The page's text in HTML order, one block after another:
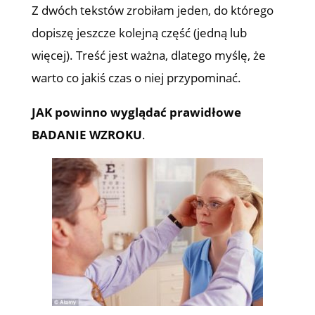
Z dwóch tekstów zrobiłam jeden, do którego
dopiszę jeszcze kolejną część (jedną lub
więcej). Treść jest ważna, dlatego myślę, że
warto co jakiś czas o niej przypominać.
JAK powinno wyglądać prawidłowe
BADANIE WZROKU.